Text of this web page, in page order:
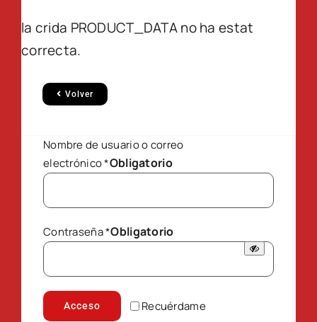
la crida PRODUCT_DATA no ha estat
correcta.
Volver
Nombre de usuario o correo
electrónico*Obligatorio
Contraseña*Obligatorio
Recuérdame
Acceso